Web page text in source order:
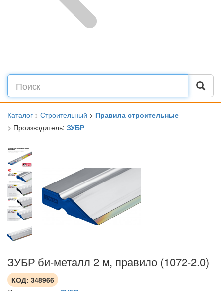
Каталог > Строительный > Правила строительные
> Производитель: ЗУБР
ЗУБР би-металл 2 м, правило (1072-2.0)
КОД: 348966